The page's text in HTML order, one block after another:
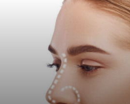
şekillendirilmesidir. Kalan üst…